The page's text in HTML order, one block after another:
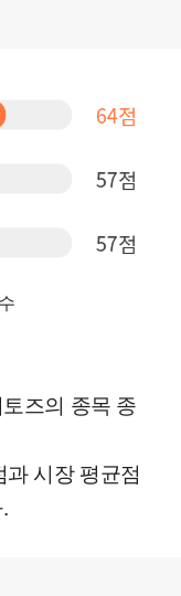
즈의 종목 종
시장 평균점